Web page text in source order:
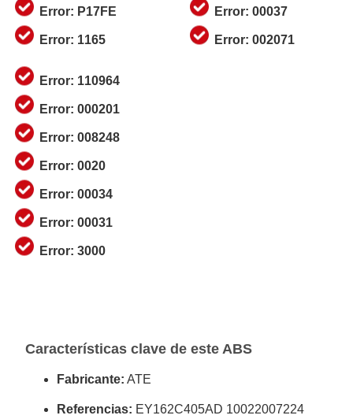
Error: P17FE
Error: 1165
Error: 00037
Error: 002071
Error: 110964
Error: 000201
Error: 008248
Error: 0020
Error: 00034
Error: 00031
Error: 3000
Características clave de este ABS
Fabricante: ATE
Referencias: EY162C405AD 10022007224